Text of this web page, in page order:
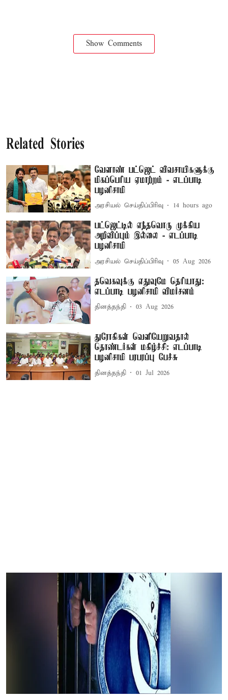
Show Comments
Related Stories
வேளாண் பட்ஜெட் விவசாயிகளுக்கு
மிகப்பெரிய ஏமாற்றம் - எடப்பாடி
பழனிசாமி
அரசியல் செய்திப்பிரிவு 14 hours ago
பட்ஜெட்டில் எந்தவொரு முக்கிய
அறிவிப்பும் இல்லை - எடப்பாடி
பழனிசாமி
அரசியல் செய்திப்பிரிவு 05 Aug 2026
தவெகவுக்கு எதுவுமே தெரியாது:
எடப்பாடி பழனிசாமி விமர்சனம்
தினத்தந்தி 03 Aug 2026
துரோகிகள் வெளியேறுவதால்
தொண்டர்கள் மகிழ்ச்சி: எடப்பாடி
பழனிசாமி பரபரப்பு பேச்சு
தினத்தந்தி 01 Jul 2026